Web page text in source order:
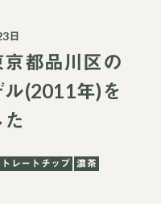
日
都品川区の
(2011年)を
レートチップ 濃茶